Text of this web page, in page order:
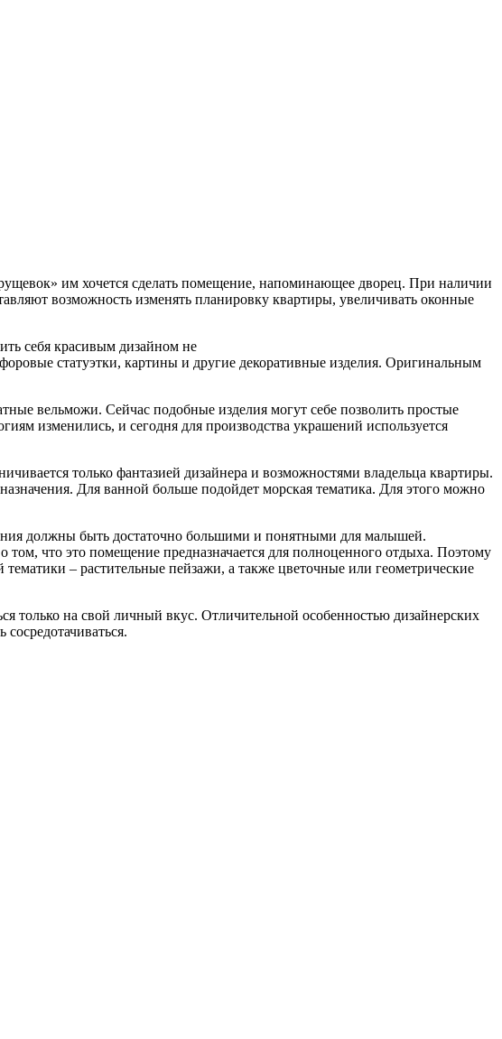
им хочется сделать помещение, напоминающее дворец. При наличии
возможность изменять планировку квартиры, увеличивать оконные
себя красивым дизайном не
статуэтки, картины и другие декоративные изделия. Оригинальным
вельможи. Сейчас подобные изделия могут себе позволить простые
изменились, и сегодня для производства украшений используется
только фантазией дизайнера и возможностями владельца квартиры.
Для ванной больше подойдет морская тематика. Для этого можно
должны быть достаточно большими и понятными для малышей.
что это помещение предназначается для полноценного отдыха. Поэтому
– растительные пейзажи, а также цветочные или геометрические
только на свой личный вкус. Отличительной особенностью дизайнерских